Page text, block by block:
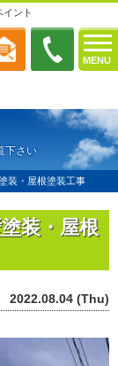
MENU
ント
下さい
装・屋根塗装工事
装・屋根
2022.08.04 (Thu)